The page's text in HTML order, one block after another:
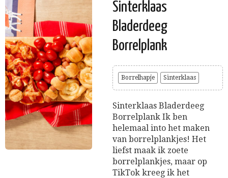
Sinterklaas
Bladerdeeg
Borrelplank
Borrelhapje Sinterklaas
Sinterklaas Bladerdeeg
Borrelplank Ik ben
helemaal into het maken
van borrelplankjes! Het
liefst maak ik zoete
borrelplankjes, maar op
TikTok kreeg ik het